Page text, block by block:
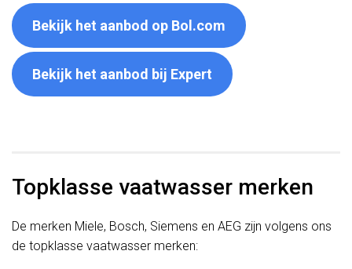
Bekijk het aanbod op Bol.com
Bekijk het aanbod bij Expert
Topklasse vaatwasser merken
De merken Miele, Bosch, Siemens en AEG zijn volgens ons
de topklasse vaatwasser merken: